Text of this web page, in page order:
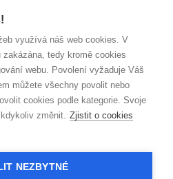
kamionem
využívá náš web cookies. V
tedy kromě cookies
webu. Povolení vyžaduje Váš
můžete všechny povolit nebo
cookies podle kategorie. Svoje
změnit. Zjistit o cookies
NEZBYTNÉ